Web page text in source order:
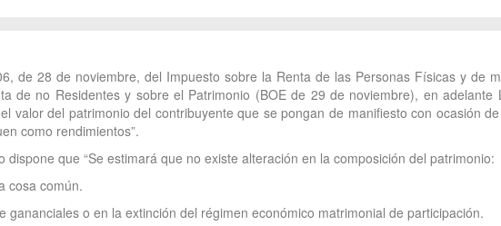
de 28 de noviembre, del Impuesto sobre la Renta de las Personas Físicas y de
de no Residentes y sobre el Patrimonio (BOE de 29 de noviembre), en adelante
valor del patrimonio del contribuyente que se pongan de manifiesto con ocasión
como rendimientos”.
dispone que “Se estimará que no existe alteración en la composición del patrimonio:
cosa común.
gananciales o en la extinción del régimen económico matrimonial de participación.